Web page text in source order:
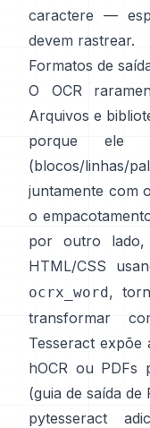
caractere —
devem rastrear.
Formatos de
O OCR
Arquivos e
porque ele
(blocos/
juntamente com
o
por outro lado,
HTML/CSS
ocrx_word,
transformar
Tesseract
hOCR ou PDFs
(guia de saída de
pytesseract